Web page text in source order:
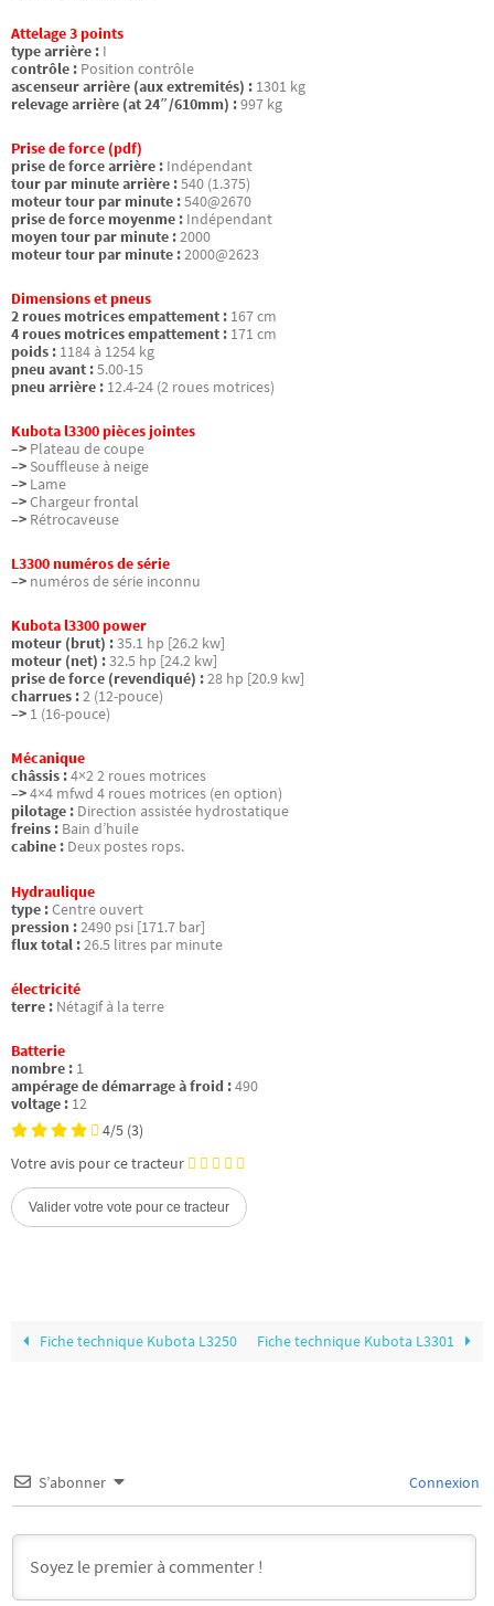
Attelage 3 points
type arrière : I
contrôle : Position contrôle
ascenseur arrière (aux extremités) : 1301 kg
relevage arrière (at 24″/610mm) :997 kg
Prise de force (pdf)
prise de force arrière : Indépendant
tour par minute arrière :540 (1.375)
moteur tour par minute :540@2670
prise de force moyenme : Indépendant
moyen tour par minute :2000
moteur tour par minute :2000@2623
Dimensions et pneus
2 roues motrices empattement : 167 cm
4 roues motrices empattement : 171 cm
poids : 1184 à 1254 kg
pneu avant :5.00-15
pneu arrière : 12.4-24 (2 roues motrices)
Kubota l3300 pièces jointes
–> Plateau de coupe
–> Souffleuse à neige
–> Lame
–>Chargeur frontal
–> Rétrocaveuse
L3300 numéros de série
–> numéros de série inconnu
Kubota l3300 power
moteur (brut) :35.1 hp [26.2 kw]
moteur (net) :32.5 hp [24.2 kw]
prise de force (revendiqué) :28 hp [20.9 kw]
charrues :2 (12-pouce)
–> 1 (16-pouce)
Mécanique
châssis :4×2 2 roues motrices
–>4×4 mfwd 4 roues motrices (en option)
pilotage : Direction assistée hydrostatique
freins : Bain d’huile
cabine : Deux postes rops.
Hydraulique
type :Centre ouvert
pression :2490 psi [171.7 bar]
flux total :26.5 litres par minute
électricité
terre : Nétagif à la terre
Batterie
nombre : 1
ampérage de démarrage à froid :490
voltage : 12
4/5 (3)
Votre avis pour ce tracteur
Fiche technique Kubota L3250 Fiche technique Kubota L3301
S’abonner Connexion